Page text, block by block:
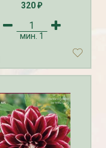
с февраля по май.
320₽
мин. 1